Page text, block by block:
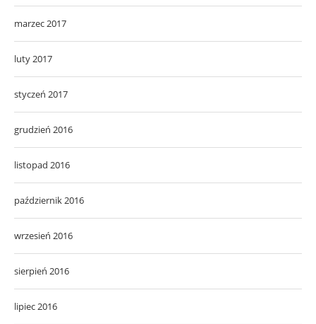
marzec 2017
luty 2017
styczeń 2017
grudzień 2016
listopad 2016
październik 2016
wrzesień 2016
sierpień 2016
lipiec 2016